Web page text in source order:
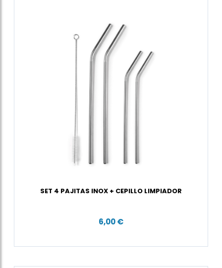
SET 4 PAJITAS INOX + CEPILLO LIMPIADOR
6,00 €